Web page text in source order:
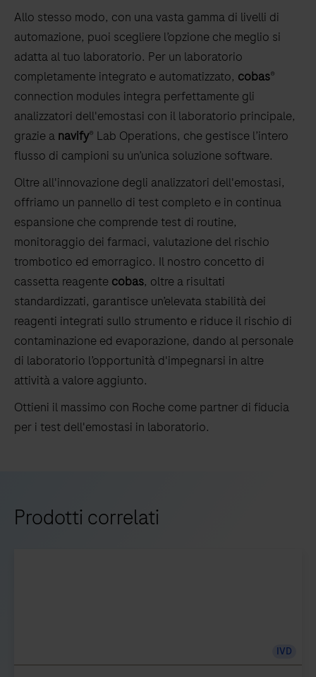
Allo stesso modo, con una vasta gamma di livelli di
automazione, puoi scegliere l’opzione che meglio si
adatta al tuo laboratorio. Per un laboratorio
completamente integrato e automatizzato, cobas®
connection modules integra perfettamente gli
analizzatori dell'emostasi con il laboratorio principale,
grazie a navify® Lab Operations, che gestisce l’intero
flusso di campioni su un’unica soluzione software.
Oltre all'innovazione degli analizzatori dell'emostasi,
offriamo un pannello di test completo e in continua
espansione che comprende test di routine,
monitoraggio dei farmaci, valutazione del rischio
trombotico ed emorragico. Il nostro concetto di
cassetta reagente cobas, oltre a risultati
standardizzati, garantisce un’elevata stabilità dei
reagenti integrati sullo strumento e riduce il rischio di
contaminazione ed evaporazione, dando al personale
di laboratorio l’opportunità d'impegnarsi in altre
attività a valore aggiunto.
Ottieni il massimo con Roche come partner di fiducia
per i test dell'emostasi in laboratorio.
Prodotti correlati
IVD